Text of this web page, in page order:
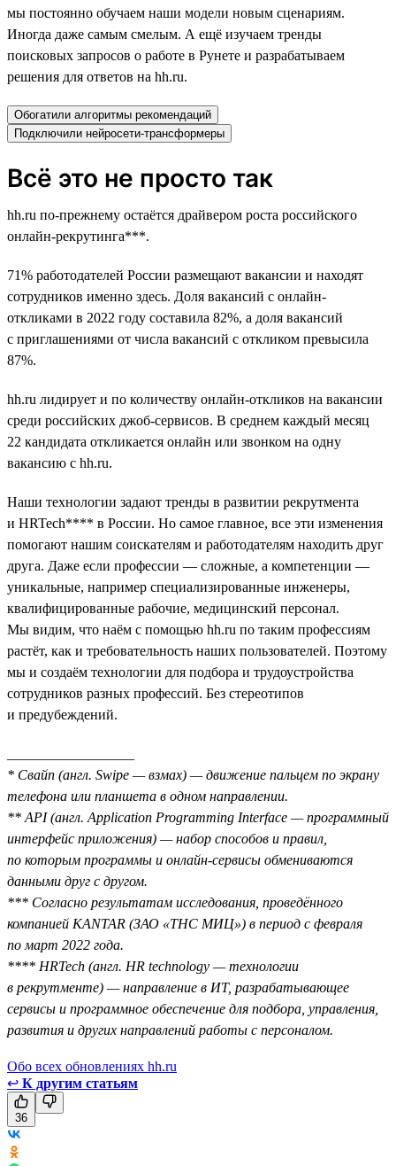
мы постоянно обучаем наши модели новым сценариям.
Иногда даже самым смелым. А ещё изучаем тренды
поисковых запросов о работе в Рунете и разрабатываем
решения для ответов на hh.ru.
Обогатили алгоритмы рекомендаций
Подключили нейросети-трансформеры
Всё это не просто так
hh.ru по-прежнему остаётся драйвером роста российского
онлайн-рекрутинга***.
71% работодателей России размещают вакансии и находят
сотрудников именно здесь. Доля вакансий с онлайн-
откликами в 2022 году составила 82%, а доля вакансий
с приглашениями от числа вакансий с откликом превысила
87%.
hh.ru лидирует и по количеству онлайн-откликов на вакансии
среди российских джоб-сервисов. В среднем каждый месяц
22 кандидата откликается онлайн или звонком на одну
вакансию с hh.ru.
Наши технологии задают тренды в развитии рекрутмента
и HRTech**** в России. Но самое главное, все эти изменения
помогают нашим соискателям и работодателям находить друг
друга. Даже если профессии — сложные, а компетенции —
уникальные, например специализированные инженеры,
квалифицированные рабочие, медицинский персонал.
Мы видим, что наём с помощью hh.ru по таким профессиям
растёт, как и требовательность наших пользователей. Поэтому
мы и создаём технологии для подбора и трудоустройства
сотрудников разных профессий. Без стереотипов
и предубеждений.
* Свайп (англ. Swipe — взмах) — движение пальцем по экрану
телефона или планшета в одном направлении.
** API (англ. Application Programming Interface — программный
интерфейс приложения) — набор способов и правил,
по которым программы и онлайн-сервисы обмениваются
данными друг с другом.
*** Согласно результатам исследования, проведённого
компанией KANTAR (ЗАО «ТНС МИЦ») в период с февраля
по март 2022 года.
**** HRTech (англ. HR technology — технологии
в рекрутменте) — направление в ИТ, разрабатывающее
сервисы и программное обеспечение для подбора, управления,
развития и других направлений работы с персоналом.
Обо всех обновлениях hh.ru
↩ К другим статьям
36